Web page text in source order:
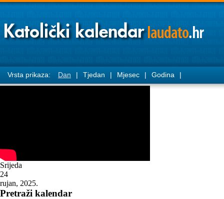
Vrsta prikaza: Dan | Tjedan | Mjesec | Godina |
Srijeda
24
rujan, 2025.
Pretraži kalendar